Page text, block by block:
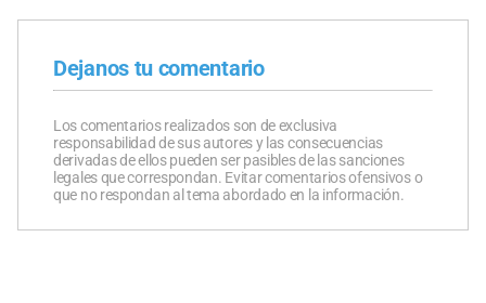
Dejanos tu comentario
Los comentarios realizados son de exclusiva
responsabilidad de sus autores y las consecuencias
derivadas de ellos pueden ser pasibles de las sanciones
legales que correspondan. Evitar comentarios ofensivos o
que no respondan al tema abordado en la información.